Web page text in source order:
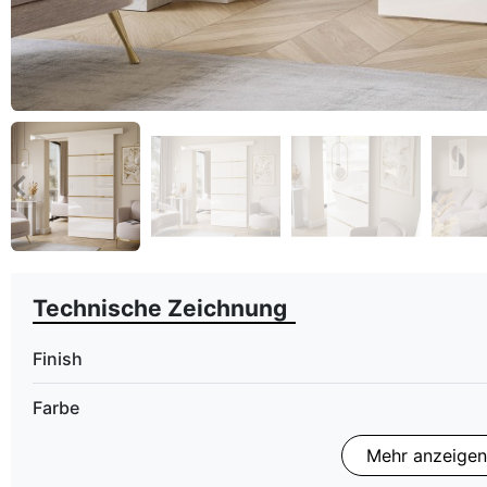
Zurück
Technische Zeichnung
Finish
Farbe
Mehr anzeigen